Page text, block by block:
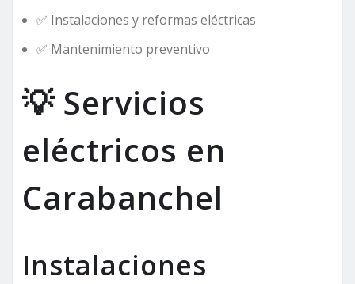
✅ Instalaciones y reformas eléctricas
✅ Mantenimiento preventivo
💡 Servicios
eléctricos en
Carabanchel
Instalaciones